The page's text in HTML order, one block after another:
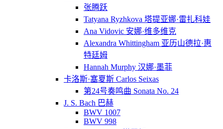
张腾跃
Tatyana Ryzhkova 塔提亚娜·雷扎科娃
Ana Vidovic 安娜·维多维克
Alexandra Whittingham 亚历山德拉·惠
特廷姆
Hannah Murphy 汉娜·墨菲
卡洛斯·塞夏斯 Carlos Seixas
第24号奏鸣曲 Sonata No. 24
J. S. Bach 巴赫
BWV 1007
BWV 998